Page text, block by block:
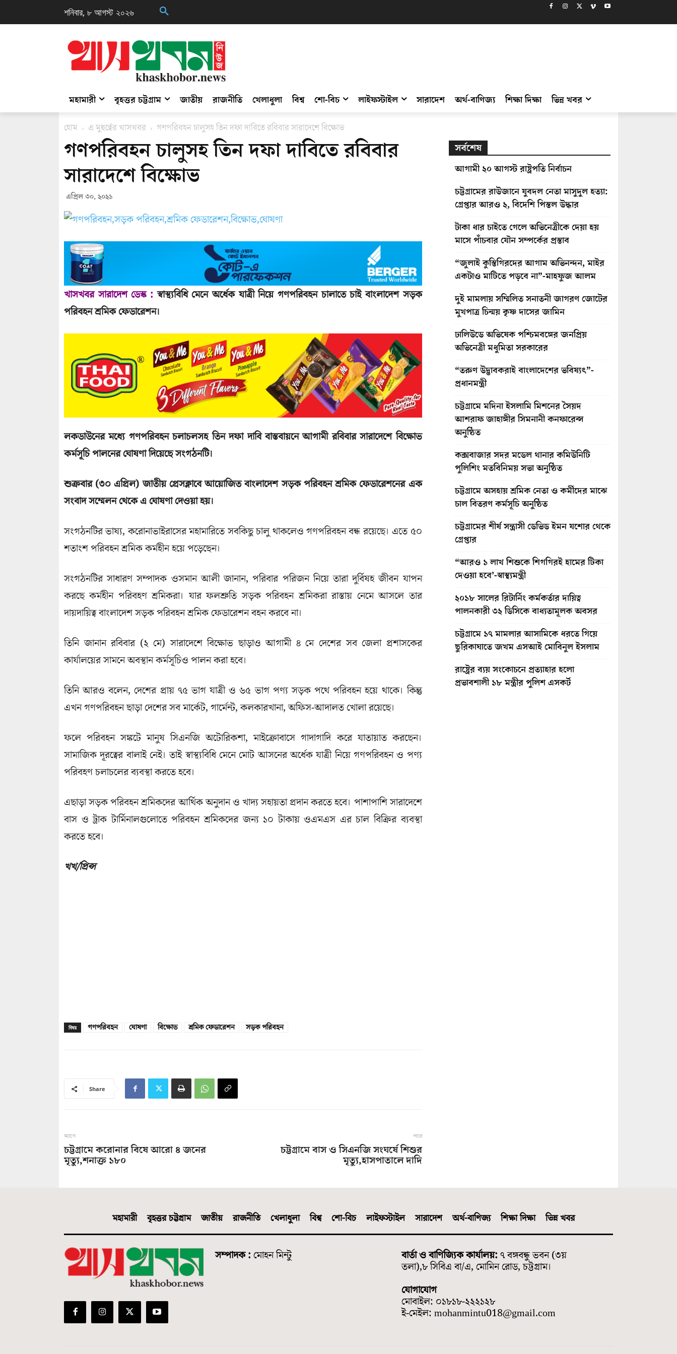
শনিবার, ৮ আগস্ট ২০২৬
মহামারী বৃহত্তর চট্টগ্রাম জাতীয় রাজনীতি খেলাধুলা বিশ্ব শো-বিচ লাইফস্টাইল সারাদেশ অর্থ-বাণিজ্য শিক্ষা দিক্ষা ভিন্ন খবর
হোম এ মুহুর্ত্বের খাসখবর গণপরিবহন চালুসহ তিন দফা দাবিতে রবিবার সারাদেশে বিক্ষোভ
গণপরিবহন চালুসহ তিন দফা দাবিতে রবিবার
সারাদেশে বিক্ষোভ
এপ্রিল ৩০, ২০২১
খাসখবর সারাদেশ ডেস্ক : স্বাস্থ্যবিধি মেনে অর্ধেক যাত্রী নিয়ে গণপরিবহন চালাতে চাই বাংলাদেশ সড়ক
পরিবহন শ্রমিক ফেডারেশন।
লকডাউনের মধ্যে গণপরিবহন চলাচলসহ তিন দফা দাবি বাস্তবায়নে আগামী রবিবার সারাদেশে বিক্ষোভ
কর্মসূচি পালনের ঘোষণা দিয়েছে সংগঠনটি।
শুক্রবার (৩০ এপ্রিল) জাতীয় প্রেসক্লাবে আয়োজিত বাংলাদেশ সড়ক পরিবহন শ্রমিক ফেডারেশনের এক
সংবাদ সম্মেলন থেকে এ ঘোষণা দেওয়া হয়।
সংগঠনটির ভাষ্য, করোনাভাইরাসের মহামারিতে সবকিছু চালু থাকলেও গণপরিবহন বন্ধ রয়েছে। এতে ৫০
শতাংশ পরিবহন শ্রমিক কর্মহীন হয়ে পড়েছেন।
সংগঠনটির সাধারণ সম্পাদক ওসমান আলী জানান, পরিবার পরিজন নিয়ে তারা দুর্বিষহ জীবন যাপন
করছে কর্মহীন পরিবহণ শ্রমিকরা। যার ফলশ্রুতি সড়ক পরিবহন শ্রমিকরা রাস্তায় নেমে আসলে তার
দায়দায়িত্ব বাংলাদেশ সড়ক পরিবহন শ্রমিক ফেডারেশন বহন করবে না।
তিনি জানান রবিবার (২ মে) সারাদেশে বিক্ষোভ ছাড়াও আগামী ৪ মে দেশের সব জেলা প্রশাসকের
কার্যালয়ের সামনে অবস্থান কর্মসূচিও পালন করা হবে।
তিনি আরও বলেন, দেশের প্রায় ৭৫ ভাগ যাত্রী ও ৬৫ ভাগ পণ্য সড়ক পথে পরিবহন হয়ে থাকে। কিন্তু
এখন গণপরিবহন ছাড়া দেশের সব মার্কেট, গার্মেন্ট, কলকারখানা, অফিস-আদালত খোলা রয়েছে।
ফলে পরিবহন সঙ্কটে মানুষ সিএনজি অটোরিকশা, মাইক্রোবাসে গাদাগাদি করে যাতায়াত করছেন।
সামাজিক দূরত্বের বালাই নেই। তাই স্বাস্থ্যবিধি মেনে মোট আসনের অর্ধেক যাত্রী নিয়ে গণপরিবহন ও পণ্য
পরিবহণ চলাচলের ব্যবস্থা করতে হবে।
এছাড়া সড়ক পরিবহন শ্রমিকদের আর্থিক অনুদান ও খাদ্য সহায়তা প্রদান করতে হবে। পাশাপাশি সারাদেশে
বাস ও ট্রাক টার্মিনালগুলোতে পরিবহন শ্রমিকদের জন্য ১০ টাকায় ওএমএস এর চাল বিক্রির ব্যবস্থা
করতে হবে।
খখ/প্রিন্স
বিষয় গণপরিবহন ঘোষণা বিক্ষোভ শ্রমিক ফেডারেশন সড়ক পরিবহন
Share
আগে
চট্টগ্রামে করোনার বিষে আরো ৪ জনের
মৃত্যু,শনাক্ত ১৮০
পরে
চট্টগ্রামে বাস ও সিএনজি সংঘর্ষে শিশুর
মৃত্যু,হাসপাতালে দাদি
সর্বশেষ
আগামী ২০ আগস্ট রাষ্ট্রপতি নির্বাচন
চট্টগ্রামের রাউজানে যুবদল নেতা মাসুদুল হত্যা:
গ্রেপ্তার আরও ২, বিদেশি পিস্তল উদ্ধার
টাকা ধার চাইতে গেলে অভিনেত্রীকে দেয়া হয়
মাসে পাঁচবার যৌন সম্পর্কের প্রস্তাব
“জুলাই কুস্তিগিরদের আগাম অভিনন্দন, মাইর
একটাও মাটিতে পড়বে না”-মাহফুজ আলম
দুই মামলায় সম্মিলিত সনাতনী জাগরণ জোটের
মুখপাত্র চিন্ময় কৃষ্ণ দাসের জামিন
ঢালিউডে অভিষেক পশ্চিমবঙ্গের জনপ্রিয়
অভিনেত্রী মধুমিতা সরকারের
“তরুণ উদ্ভাবকরাই বাংলাদেশের ভবিষ্যৎ”-
প্রধানমন্ত্রী
চট্টগ্রামে মদিনা ইসলামি মিশনের সৈয়দ
আশরাফ জাহাঙ্গীর সিমনানী কনফারেন্স
অনুষ্ঠিত
কক্সবাজার সদর মডেল থানার কমিউনিটি
পুলিশিং মতবিনিময় সভা অনুষ্ঠিত
চট্টগ্রামে অসহায় শ্রমিক নেতা ও কর্মীদের মাঝে
চাল বিতরণ কর্মসূচি অনুষ্ঠিত
চট্টগ্রামের শীর্ষ সন্ত্রাসী ডেভিড ইমন যশোর থেকে
গ্রেপ্তার
“আরও ১ লাখ শিশুকে শিগগিরই হামের টিকা
দেওয়া হবে’-স্বাস্থ্যমন্ত্রী
২০১৮ সালের রিটার্নিং কর্মকর্তার দায়িত্ব
পালনকারী ৩২ ডিসিকে বাধ্যতামূলক অবসর
চট্টগ্রামে ১৭ মামলার আসামিকে ধরতে গিয়ে
ছুরিকাঘাতে জখম এসআই মোবিনুল ইসলাম
রাষ্ট্রের ব্যয় সংকোচনে প্রত্যাহার হলো
প্রভাবশালী ১৮ মন্ত্রীর পুলিশ এসকর্ট
মহামারী বৃহত্তর চট্টগ্রাম জাতীয় রাজনীতি খেলাধুলা বিশ্ব শো-বিচ লাইফস্টাইল সারাদেশ অর্থ-বাণিজ্য শিক্ষা দিক্ষা ভিন্ন খবর
সম্পাদক : মোহন মিন্টু বার্তা ও বাণিজ্যিক কার্যালয়: ৭ বঙ্গবন্ধু ভবন (৩য়
তলা),৮ সিবিএ বা/এ, মোমিন রোড, চট্টগ্রাম।
যোগাযোগ
মোবাইল: ০১৮১৮-২২২১২৮
ই-মেইল: mohanmintu018@gmail.com